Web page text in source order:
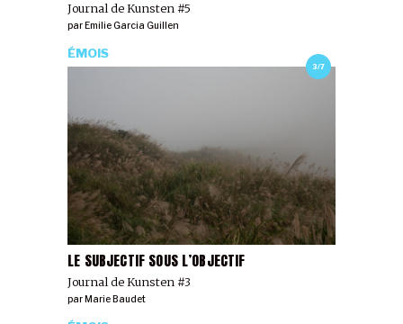
Journal de Kunsten #5
parEmilie Garcia Guillen
3/7
LE SUBJECTIF SOUS L’OBJECTIF
Journal de Kunsten #3
ÉMOIS
par Marie Baudet